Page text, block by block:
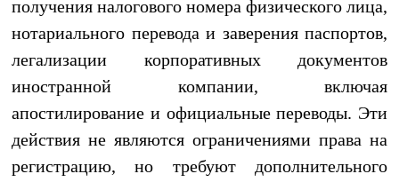
получения налогового номера физического лица,
нотариального перевода и заверения паспортов,
легализации корпоративных документов
иностранной компании, включая
апостилирование и официальные переводы. Эти
действия не являются ограничениями права на
регистрацию, но требуют дополнительного